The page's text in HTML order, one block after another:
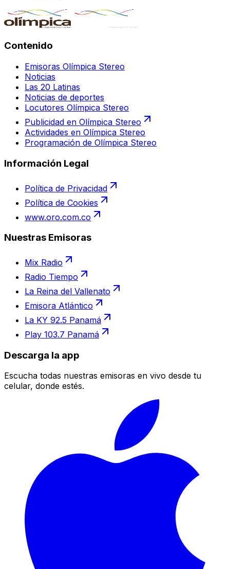
Contenido
Emisoras Olímpica Stereo
Noticias
Las 20 Latinas
Noticias de deportes
Locutores Olímpica Stereo
Publicidad en Olímpica Stereo
Actividades en Olímpica Stereo
Programación de Olímpica Stereo
Información Legal
Política de Privacidad
Política de Cookies
www.oro.com.co
Nuestras Emisoras
Mix Radio
Radio Tiempo
La Reina del Vallenato
Emisora Atlántico
La KY 92.5 Panamá
Play 103.7 Panamá
Descarga la app
Escucha todas nuestras emisoras en vivo desde tu
celular, donde estés.